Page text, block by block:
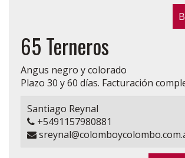
65 Terneros
Angus negro y colorado
Plazo 30 y 60 días. Facturación
Santiago Reynal
+5491157980881